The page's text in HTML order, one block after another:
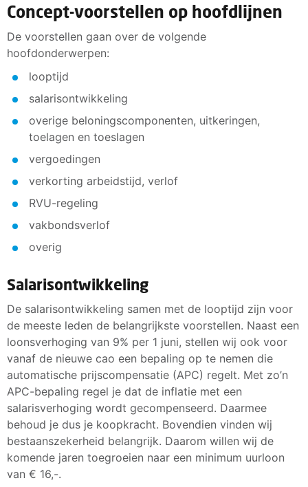
Concept-voorstellen op hoofdlijnen
De voorstellen gaan over de volgende
hoofdonderwerpen:
looptijd
salarisontwikkeling
overige beloningscomponenten, uitkeringen,
toelagen en toeslagen
vergoedingen
verkorting arbeidstijd, verlof
RVU-regeling
vakbondsverlof
overig
Salarisontwikkeling
De salarisontwikkeling samen met de looptijd zijn voor
de meeste leden de belangrijkste voorstellen. Naast een
loonsverhoging van 9% per 1 juni, stellen wij ook voor
vanaf de nieuwe cao een bepaling op te nemen die
automatische prijscompensatie (APC) regelt. Met zo’n
APC-bepaling regel je dat de inflatie met een
salarisverhoging wordt gecompenseerd. Daarmee
behoud je dus je koopkracht. Bovendien vinden wij
bestaanszekerheid belangrijk. Daarom willen wij de
komende jaren toegroeien naar een minimum uurloon
van € 16,-.